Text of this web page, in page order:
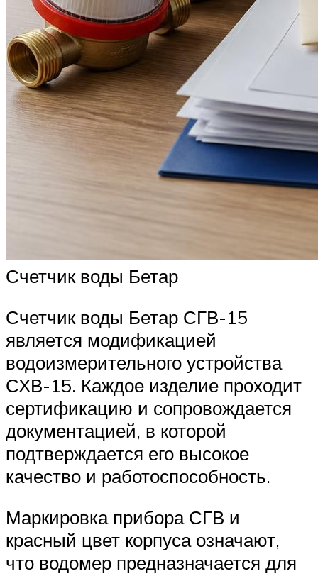
Счетчик воды Бетар
Счетчик воды Бетар СГВ-15
является модификацией
водоизмерительного устройства
СХВ-15. Каждое изделие проходит
сертификацию и сопровождается
документацией, в которой
подтверждается его высокое
качество и работоспособность.
Маркировка прибора СГВ и
красный цвет корпуса означают,
что водомер предназначается для